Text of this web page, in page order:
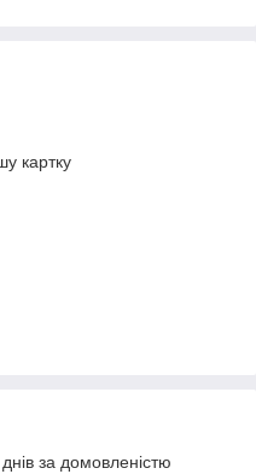
картку
за домовленістю